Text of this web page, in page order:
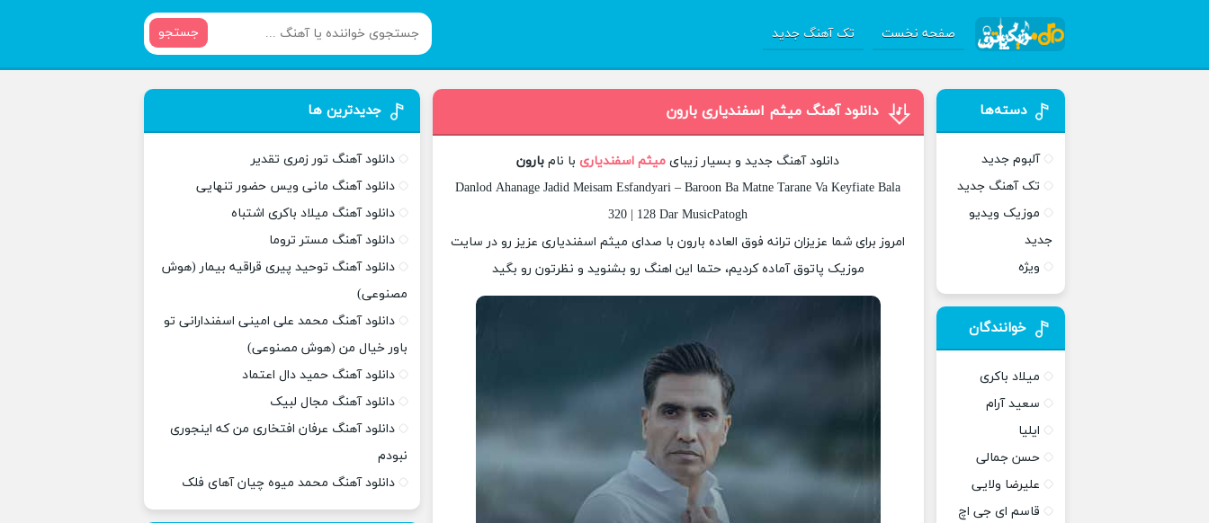
صفحه نخست تک آهنگ جدید جستجو
دانلود آهنگ میثم اسفندیاری بارون
دانلود آهنگ جدید و بسیار زیبای میثم اسفندیاری با نام بارون
Danlod Ahanage Jadid Meisam Esfandyari – Baroon Ba Matne Tarane Va Keyfiate Bala
320 | 128 Dar MusicPatogh
امروز برای شما عزیزان ترانه فوق العاده بارون با صدای میثم اسفندیاری عزیز رو در سایت
موزیک پاتوق آماده کردیم، حتما این اهنگ رو بشنوید و نظرتون رو بگید
دسته‌ها
آلبوم جدید
تک آهنگ جدید
موزیک ویدیو
جدید
ویژه
خوانندگان
میلاد باکری
سعید آرام
ایلیا
حسن جمالی
علیرضا ولایی
قاسم ای جی اچ
جدیدترین ها
دانلود آهنگ تور زمری تقدیر
دانلود آهنگ مانی ویس حضور تنهایی
دانلود آهنگ میلاد باکری اشتباه
دانلود آهنگ مستر تروما
دانلود آهنگ توحید پیری قراقیه بیمار (هوش
مصنوعی)
دانلود آهنگ محمد علی امینی اسفندارانی تو
باور خیال من (هوش مصنوعی)
دانلود آهنگ حمید دال اعتماد
دانلود آهنگ مجال لبیک
دانلود آهنگ عرفان افتخاری من که اینجوری
نبودم
دانلود آهنگ محمد میوه چیان آهای فلک